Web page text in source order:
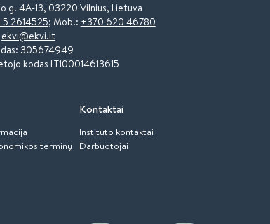
g. 4A-13, 03220 Vilnius, Lietuva
2614525; Mob.: +370 620 46780
ekvi@ekvi.lt
305674949
kodas LT100014613615
terminų
Kontaktai
Instituto kontaktai
Darbuotojai